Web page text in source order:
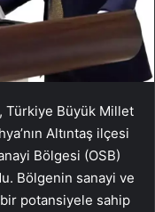
Türkiye Büyük Millet
Altıntaş ilçesi
Bölgesi (OSB)
Bölgenin sanayi ve
bir potansiyele sahip